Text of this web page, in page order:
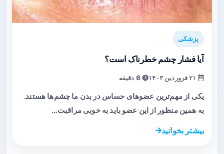
پزشکی
آیا فشار چشم خطرناک است؟
6 دقیقه
یکی از مهم‌ترین عضوهای حساس در بدن ما چشم‌ها هستند.
به همین منظور از این عضو باید به خوبی مراقبت…
بیشتر بخوانید